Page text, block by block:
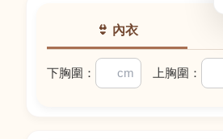
👙 內衣
下胸圍： 上胸圍：